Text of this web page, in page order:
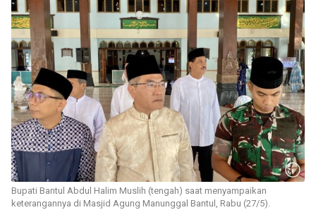
Bupati Bantul Abdul Halim Muslih (tengah) saat menyampaikan
keterangannya di Masjid Agung Manunggal Bantul, Rabu (27/5).